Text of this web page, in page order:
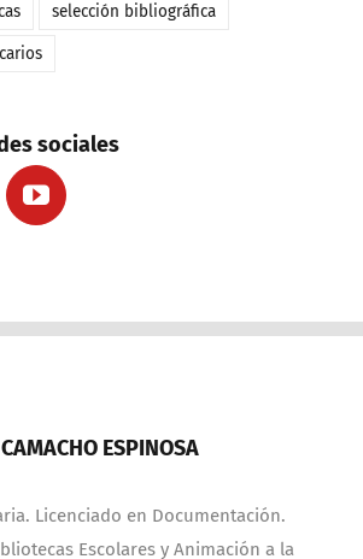
selección bibliográfica
sociales
ESPINOSA
Licenciado en Documentación.
Escolares y Animación a la